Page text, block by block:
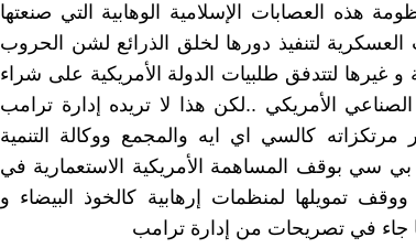
هذه العصابات الإسلامية الوهابية التي صنعتها
لتنفيذ دورها لخلق الذرائع لشن الحروب
غيرها لتتدفق طلبيات الدولة الأمريكية على شراء
الأمريكي ..لكن هذا لا تريده إدارة ترامب
كالسي اي ايه والمجمع ووكالة التنمية
بي سي بوقف المساهمة الأمريكية الاستعمارية في
ووقف تمويلها لمنظمات إرهابية كالخوذ البيضاء و
جاء في تصريحات من إدارة ترامب